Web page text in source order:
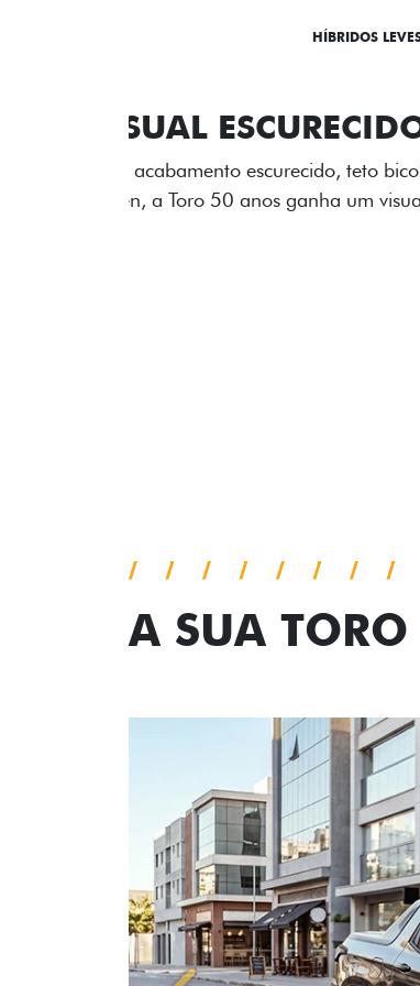
HÍBRIDOS
A SUA